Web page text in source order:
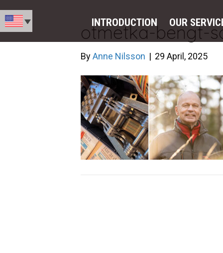
INTRODUCTION OUR
otmetka-bengt-
ByAnne Nilsson | 29 April, 2025